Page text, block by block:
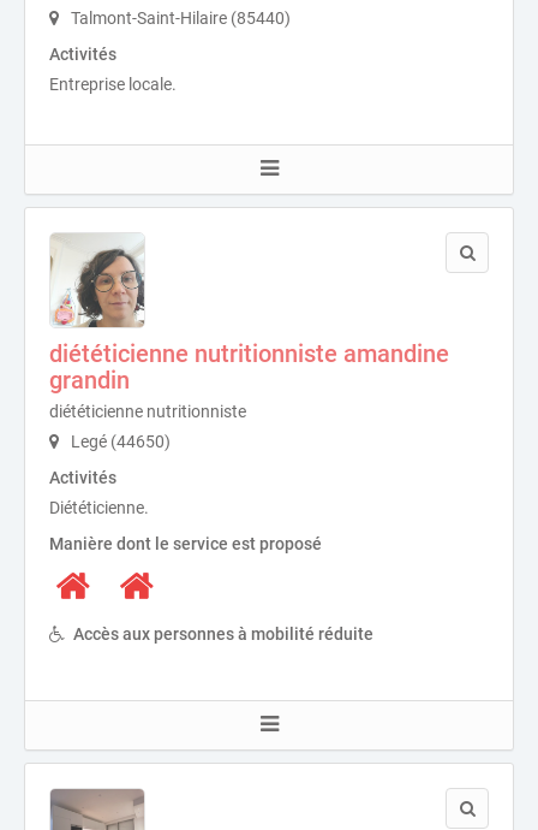
Talmont-Saint-Hilaire (85440)
Activités
Entreprise locale.
diététicienne nutritionniste amandine
grandin
diététicienne nutritionniste
Legé (44650)
Activités
Diététicienne.
Manière dont le service est proposé
Accès aux personnes à mobilité réduite